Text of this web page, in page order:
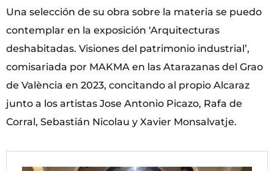
Una selección de su obra sobre la materia se puedo
contemplar en la exposición ‘Arquitecturas
deshabitadas. Visiones del patrimonio industrial’,
comisariada por MAKMA en las Atarazanas del Grao
de València en 2023, concitando al propio Alcaraz
junto a los artistas Jose Antonio Picazo, Rafa de
Corral, Sebastián Nicolau y Xavier Monsalvatje.